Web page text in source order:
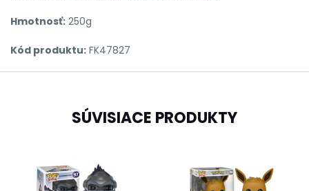
Hmotnosť: 250g
Kód produktu: FK47827
SÚVISIACE PRODUKTY